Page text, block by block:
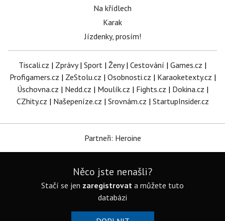
Na křídlech
Karak
Jízdenky, prosím!
Tiscali.cz | Zprávy| Sport | Ženy| Cestování | Games.cz |
Profigamers.cz | ZeStolu.cz | Osobnosti.cz | Karaoketexty.cz |
Úschovna.cz | Nedd.cz | Moulík.cz | Fights.cz | Dokina.cz |
CZhity.cz | Našepeníze.cz | Srovnám.cz | StartupInsider.cz
Partneři: Heroine
Něco jste nenašli?
Stačí se jen zaregistrovat a můžete tuto
databázi